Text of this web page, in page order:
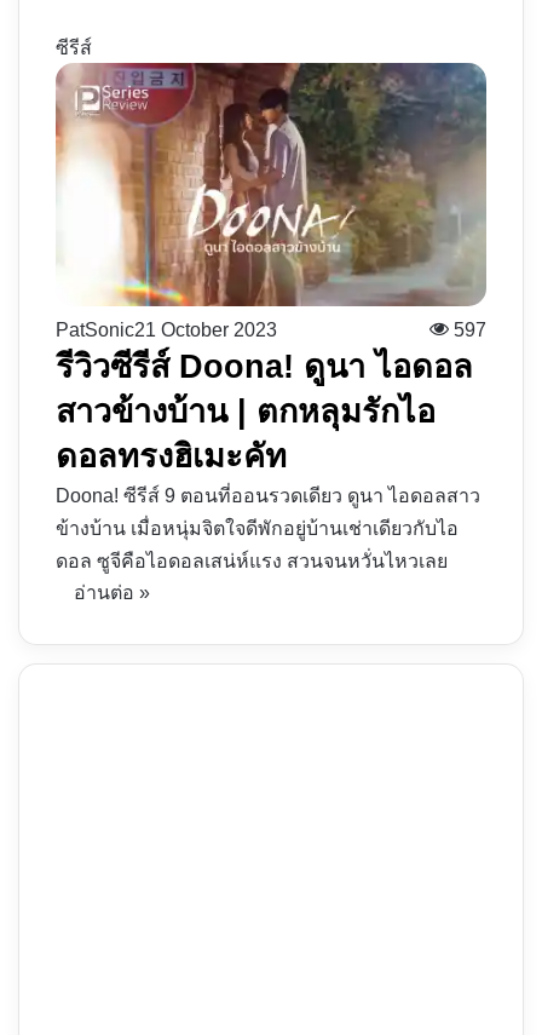
ซีรีส์
PatSonic21 October 2023 597
รีวิวซีรีส์ Doona! ดูนา ไอดอล
สาวข้างบ้าน | ตกหลุมรักไอ
ดอลทรงฮิเมะคัท
Doona! ซีรีส์ 9 ตอนที่ออนรวดเดียว ดูนา ไอดอลสาว
ข้างบ้าน เมื่อหนุ่มจิตใจดีพักอยู่บ้านเช่าเดียวกับไอ
ดอล ซูจีคือไอดอลเสน่ห์แรง สวนจนหวั่นไหวเลย
อ่านต่อ »